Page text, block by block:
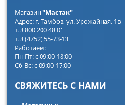
Магазин"Мастак"
Адрес: г. Тамбов, ул. Урожайная, 1в
т. 8 800 200 48 01
т. 8 (4752) 55-73-13
Работаем:
Пн-Пт: с 09:00-18:00
Сб-Вс: с 09:00-17:00
СВЯЖИТЕСЬ С НАМИ